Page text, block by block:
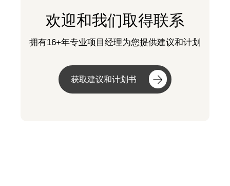
欢迎和我们取得联系
拥有16+年专业项目经理为您提供建议和计划
获取建议和计划书